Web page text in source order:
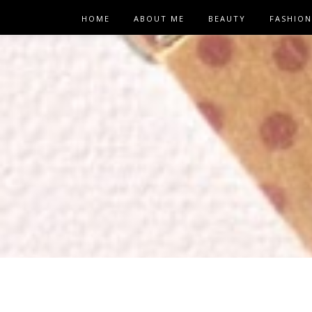
HOME ABOUT ME BEAUTY FASHION